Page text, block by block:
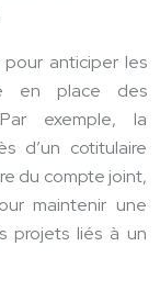
anticiper les
en place des
exemple, la
d’un cotitulaire
du compte joint,
maintenir une
projets liés à un